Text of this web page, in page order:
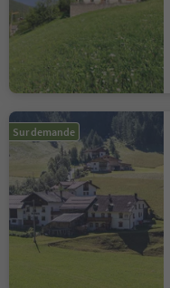
Sur demande